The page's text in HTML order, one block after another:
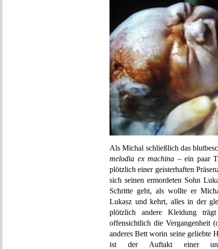
Als Michal schließlich das
melodia ex machina – ein paar
plötzlich einer geisterhaften
sich seinen ermordeten Sohn
Schritte geht, als wollte er
Lukasz und kehrt, alles in der
plötzlich andere Kleidung
offensichtlich die Vergangenheit
anderes Bett worin seine geliebte
ist der Auftakt einer